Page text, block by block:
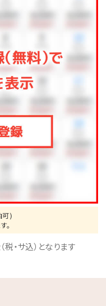
円、上限3，000
可)
。
・サ込）となります